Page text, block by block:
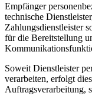
Empfänger
technische
Zahlungsdienstleister
für die Bereitstellung
Soweit Dienstleister
verarbeiten, erfolgt
Auftragsverarbeitung,